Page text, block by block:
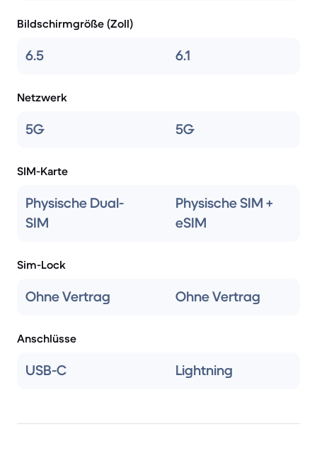
Bildschirmgröße (Zoll)
6.5 6.1
Netzwerk
5G 5G
SIM-Karte
Physische Dual-
SIM
Physische SIM +
eSIM
Sim-Lock
Ohne Vertrag Ohne Vertrag
Anschlüsse
USB-C Lightning